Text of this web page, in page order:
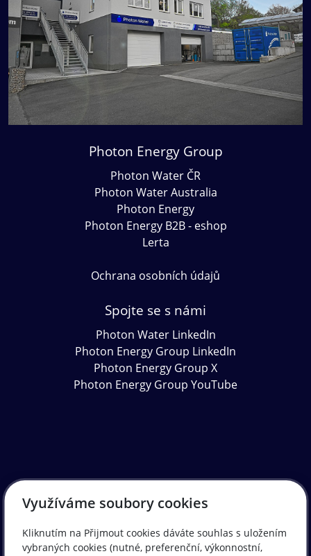
Photon Energy Group
Photon Water ČR
Photon Water Australia
Photon Energy
Photon Energy B2B - eshop
Lerta
Ochrana osobních údajů
Spojte se s námi
Photon Water LinkedIn
Photon Energy Group LinkedIn
Photon Energy Group X
Photon Energy Group YouTube
Využíváme soubory cookies
Kliknutím na Přijmout cookies dáváte souhlas s uložením
vybraných cookies (nutné, preferenční, výkonnostní,